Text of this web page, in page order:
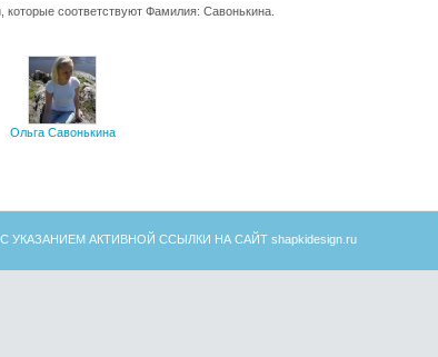
соответствуют Фамилия: Савонькина.
Ольга Савонькина
УКАЗАНИЕМ АКТИВНОЙ ССЫЛКИ НА САЙТ shapkidesign.ru